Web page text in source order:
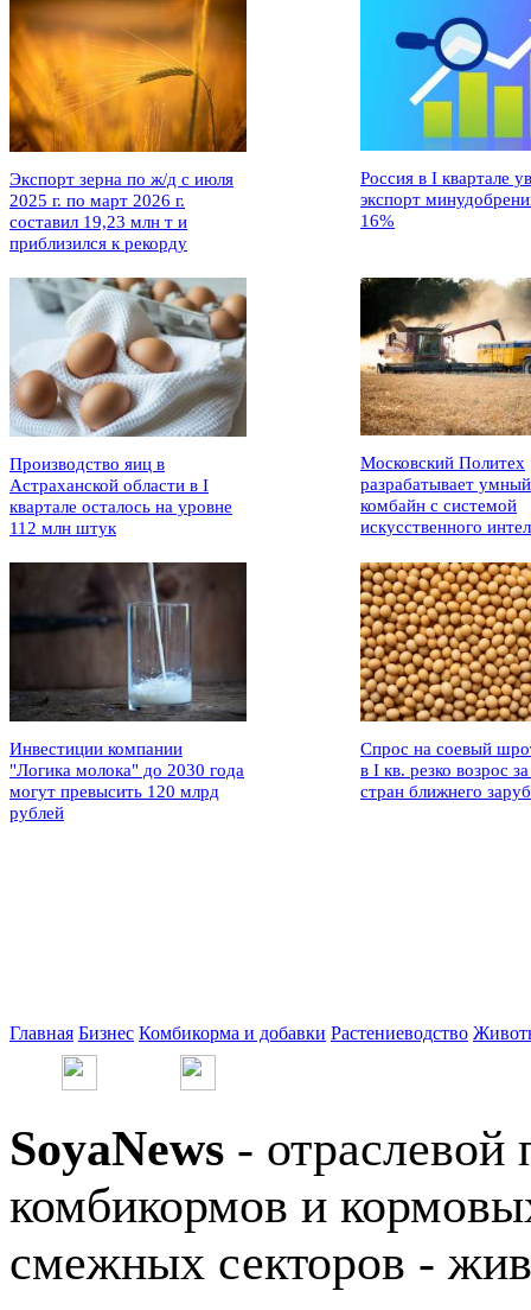
Экспорт зерна по ж/д с июля
2025 г. по март 2026 г.
составил 19,23 млн т и
приблизился к рекорду
Россия в I квартале
экспорт
16%
Производство яиц в
Астраханской области в I
квартале осталось на уровне
112 млн штук
Московский Политех
разрабатывает умный
комбайн с системой
искусственного
Инвестиции компании
"Логика молока" до 2030 года
могут превысить 120 млрд
рублей
Спрос на соевый
в I кв. резко возрос
стран ближнего
Главная Бизнес Комбикорма и добавки Растениеводство
SoyaNews - отраслевой
комбикормов и
смежных секторов -